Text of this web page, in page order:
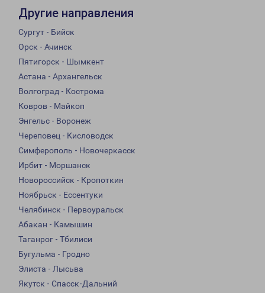
Другие направления
Сургут - Бийск
Орск - Ачинск
Пятигорск - Шымкент
Астана - Архангельск
Волгоград - Кострома
Ковров - Майкоп
Энгельс - Воронеж
Череповец - Кисловодск
Симферополь - Новочеркасск
Ирбит - Моршанск
Новороссийск - Кропоткин
Ноябрьск - Ессентуки
Челябинск - Первоуральск
Абакан - Камышин
Таганрог - Тбилиси
Бугульма - Гродно
Элиста - Лысьва
Якутск - Спасск-Дальний